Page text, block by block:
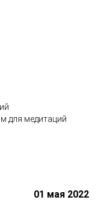
для медитаций
01 мая 2022